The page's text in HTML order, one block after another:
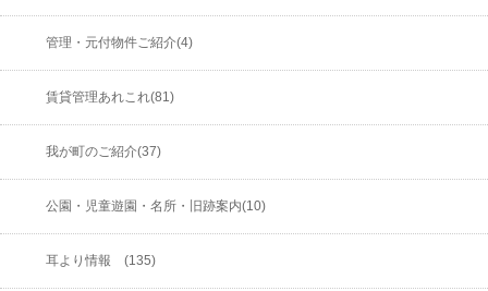
管理・元付物件ご紹介(4)
賃貸管理あれこれ(81)
我が町のご紹介(37)
公園・児童遊園・名所・旧跡案内(10)
耳より情報 (135)